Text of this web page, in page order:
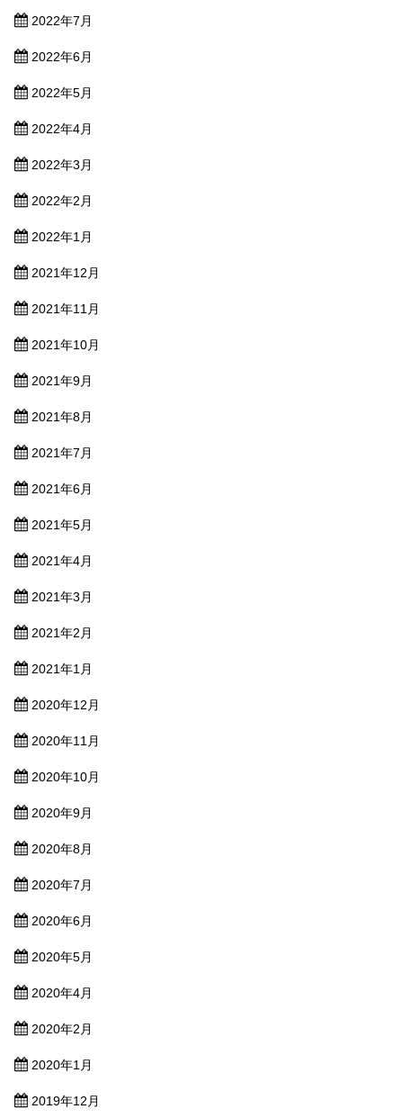
2022年7月
2022年6月
2022年5月
2022年4月
2022年3月
2022年2月
2022年1月
2021年12月
2021年11月
2021年10月
2021年9月
2021年8月
2021年7月
2021年6月
2021年5月
2021年4月
2021年3月
2021年2月
2021年1月
2020年12月
2020年11月
2020年10月
2020年9月
2020年8月
2020年7月
2020年6月
2020年5月
2020年4月
2020年2月
2020年1月
2019年12月